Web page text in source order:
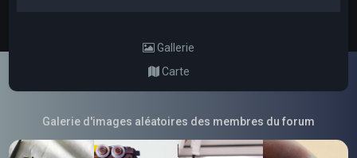
Gallerie
Carte
Galerie d'images aléatoires des membres du forum